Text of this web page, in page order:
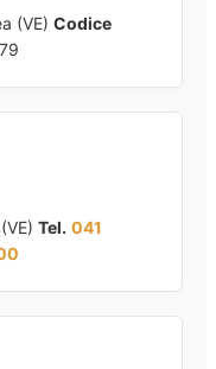
(VE) Codice
Tel. 041